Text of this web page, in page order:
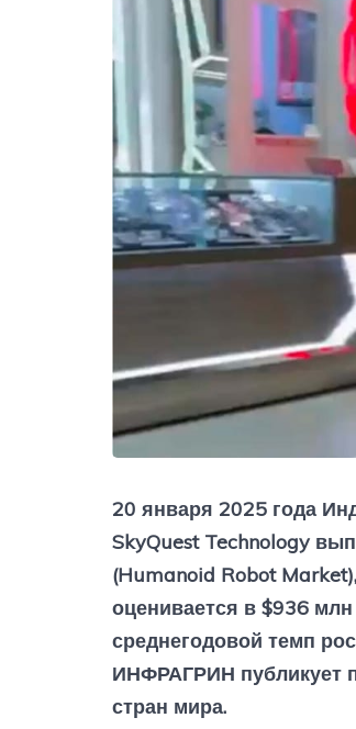
20 января 2025 года
SkyQuest Technology
(Humanoid Robot
оценивается в $936
среднегодовой темп
ИНФРАГРИН публикует
стран мира.